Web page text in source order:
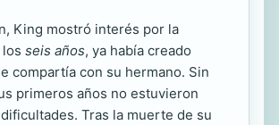
King mostró interés por la
seis años, ya había creado
compartía con su hermano. Sin
primeros años no estuvieron
Tras la muerte de su